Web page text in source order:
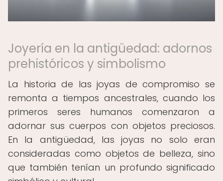
Joyería en la antigüedad: adornos
prehistóricos y simbolismo
La historia de las joyas de compromiso se
remonta a tiempos ancestrales, cuando los
primeros seres humanos comenzaron a
adornar sus cuerpos con objetos preciosos.
En la antigüedad, las joyas no solo eran
consideradas como objetos de belleza, sino
que también tenían un profundo significado